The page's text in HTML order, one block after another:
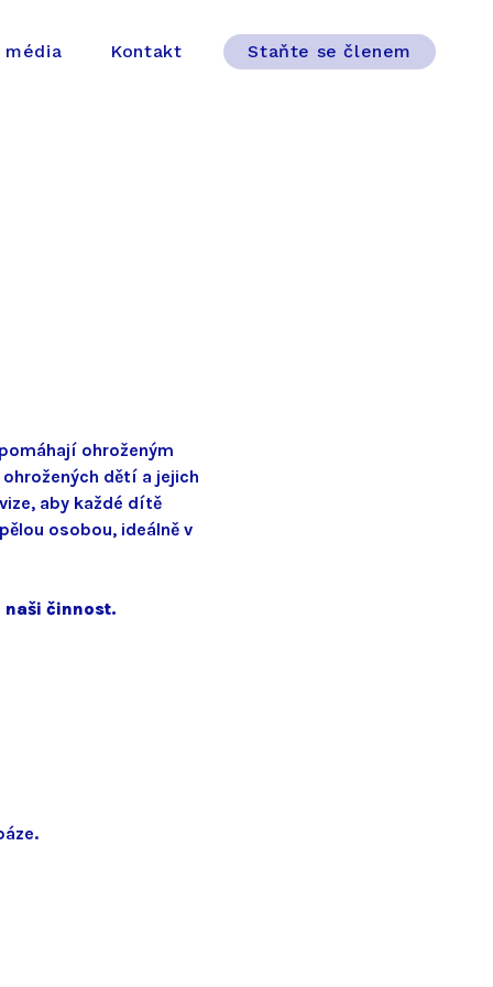
média Kontakt Staňte se členem
ohroženým
dětí a jejich
aby každé dítě
osobou, ideálně v
činnost.